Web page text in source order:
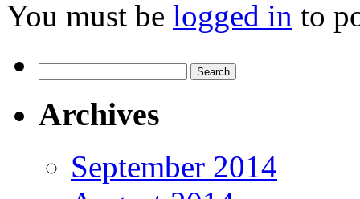
You must be logged in to
for:
Archives
September 2014